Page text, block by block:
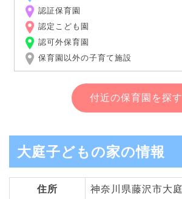
認証保育園
認定こども園
認可外保育園
保育園以外の子育て施設
付近の保育園を探す
大庭子どもの家の情報
住所 神奈川県藤沢市大